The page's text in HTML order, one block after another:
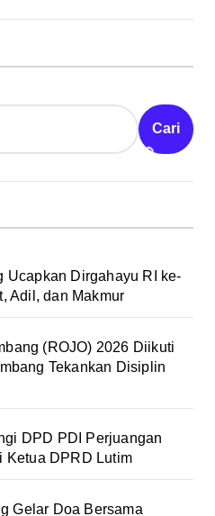
Cari
Ucapkan Dirgahayu RI ke-
Adil, dan Makmur
(ROJO) 2026 Diikuti
Tekankan Disiplin
DPD PDI Perjuangan
Ketua DPRD Lutim
Gelar Doa Bersama